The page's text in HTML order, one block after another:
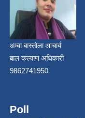
अम्बा बास्तोला आचार्य
बाल कल्याण अधिकारी
9862741950
Poll